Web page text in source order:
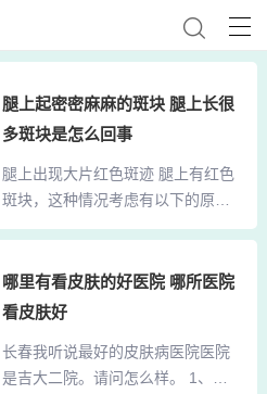
腿上起密密麻麻的斑块 腿上长很
多斑块是怎么回事
腿上出现大片红色斑迹 腿上有红色
斑块，这种情况考虑有以下的原
因。一，考虑是由于过敏性疾病引
皮炎、接触性皮炎、神经性皮炎等
疾病引起的，往往伴有瘙痒症状。
过敏引起的红肿，或者是由于过敏
引起的风团样红斑，或者是血管神
哪里有看皮肤的好医院 哪所医院
看皮肤好
长春我听说最好的皮肤病医院医院
是吉大二院。请问怎么样。 1、治